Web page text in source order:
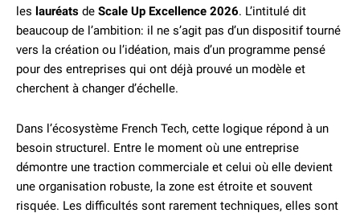
les lauréats de Scale Up Excellence 2026. L’intitulé dit
beaucoup de l’ambition: il ne s’agit pas d’un dispositif tourné
vers la création ou l’idéation, mais d’un programme pensé
pour des entreprises qui ont déjà prouvé un modèle et
cherchent à changer d’échelle.
Dans l’écosystème French Tech, cette logique répond à un
besoin structurel. Entre le moment où une entreprise
démontre une traction commerciale et celui où elle devient
une organisation robuste, la zone est étroite et souvent
risquée. Les difficultés sont rarement techniques, elles sont